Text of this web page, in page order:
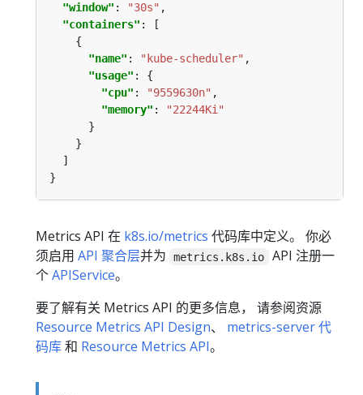
"window" : "30s"
"containers"
"name" : "kube-scheduler"
"usage"
"cpu" : "9559630n"
"memory" :
"22244Ki"
Metrics API 在 k8s.io/metrics 代码库中定义。 你必
须启用 API 聚合层并为 metrics.k8s.io
API 注册一
个APIService。
要了解有关 Metrics API 的更多信息， 请参阅资源
Resource Metrics API Design、 metrics-server 代
码库和 Resource Metrics API。